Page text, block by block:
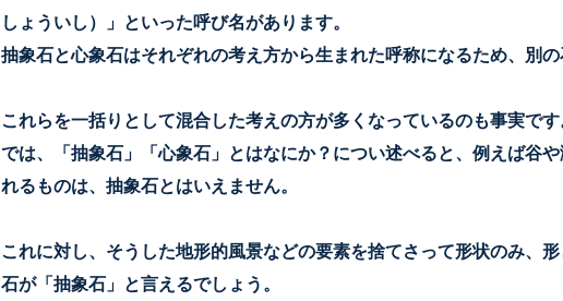
しょういし）」といった呼び名があります。
抽象石と心象石はそれぞれの考え方から生まれた呼称になるため、別の
これらを一括りとして混合した考えの方が多くなっているのも事実です
では、「抽象石」「心象石」とはなにか？につい述べると、例えば谷
れるものは、抽象石とはいえません。
これに対し、そうした地形的風景などの要素を捨てさって形状のみ、
石が「抽象石」と言えるでしょう。